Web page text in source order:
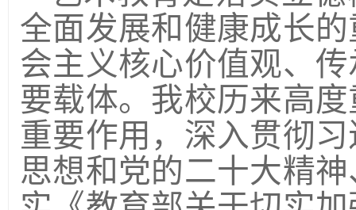
全面发展和健康成长
会主义核心价值观、
要载体。我校历来高
重要作用，深入贯彻
思想和党的二十大精